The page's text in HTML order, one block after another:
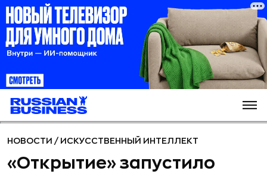
НОВОСТИ / ИСКУССТВЕННЫЙ ИНТЕЛЛЕКТ
«Открытие» запустило